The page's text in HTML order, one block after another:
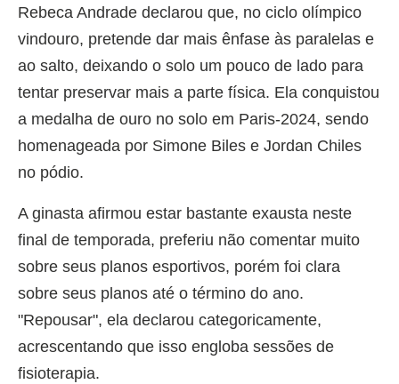
Rebeca Andrade declarou que, no ciclo olímpico
vindouro, pretende dar mais ênfase às paralelas e
ao salto, deixando o solo um pouco de lado para
tentar preservar mais a parte física. Ela conquistou
a medalha de ouro no solo em Paris-2024, sendo
homenageada por Simone Biles e Jordan Chiles
no pódio.
A ginasta afirmou estar bastante exausta neste
final de temporada, preferiu não comentar muito
sobre seus planos esportivos, porém foi clara
sobre seus planos até o término do ano.
"Repousar", ela declarou categoricamente,
acrescentando que isso engloba sessões de
fisioterapia.